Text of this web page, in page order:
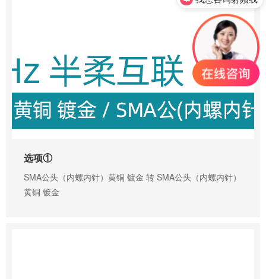
0755-23345158
选项①
SMA公头（内螺内针）黄铜 镀金 转 SMA公头（内螺内针）
黄铜 镀金
我想咨询射频连接器